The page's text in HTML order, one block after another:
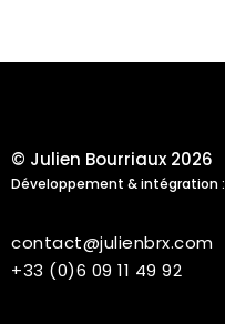
© Julien Bourriaux 2026
Développement & intégration :
contact@julienbrx.com
+33 (0)6 09 11 49 92